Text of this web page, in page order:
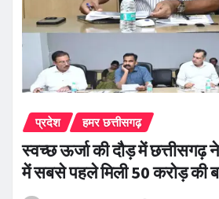
प्रदेश हमर छत्तीसगढ़
स्वच्छ ऊर्जा की दौड़ में छत्तीसगढ़
में सबसे पहले मिली 50 करोड़ की